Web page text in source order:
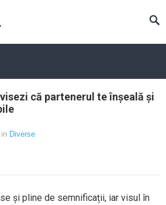
că partenerul te înșeală și
in Diverse
și pline de semnificații, iar visul în